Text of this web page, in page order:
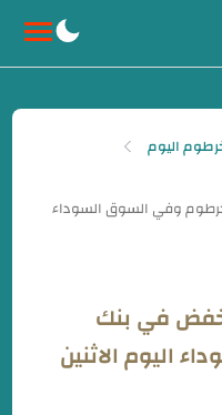
اليوم
في بنك
اليوم الاثنين